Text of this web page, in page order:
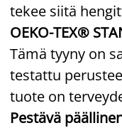
tekee siitä
OEKO-TEX®
Tämä tyyny on
testattu
tuote on
Pestävä